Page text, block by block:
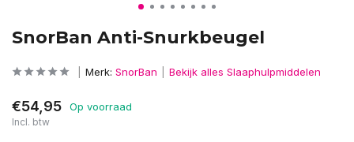
SnorBan Anti-Snurkbeugel
Merk: SnorBan Bekijk alles Slaaphulpmiddelen
€54,95 Op voorraad
Incl. btw